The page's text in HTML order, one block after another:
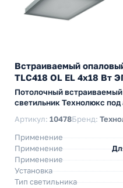
Встраиваемый
TLC418 OL EL 4х18 Вт
Потолочный
светильник Технолюкс
Артикул: 10478Бренд:
Применение
Применение
Применение
Установка
Тип светильника